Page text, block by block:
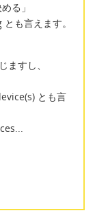
る」
も言えます。
すし、
とも言